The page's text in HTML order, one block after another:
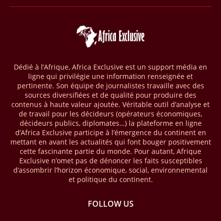
phase de 394,83 millions de dollars. C’est ce qu’indique l’institution
vise à améliorer la gestion forestière, renforcer les chaînes de valeur
et créer 220 000 emplois au Cameroun, en République centrafricaine
(RCA) et en République du Congo. Près de 8 millions d’hectares
28/03/26 AFRIQUE - MOBILE MONEY
Selon le rapport publié par l’Association mondiale des opérateurs de
téléphonie mobile (GSMA), près de 1432 milliards USD ont transité
par les comptes de mobile money en Afrique au cours de l'année
2025, en hausse d'environ 27 % par rapport à 2024. Le rapport intitulé
« The State of the Industry Report on Mobile Money 2026 » précise
que le continent a capté environ 66 % de la valeur des transactions de
mobile money réalisées à l’échelle mondiale, qui s’est établie à 2091
milliards USD (+23 % par rapport à 2024). L’Afrique a également
enregistré environ 74 % du nombre de transactions de Mobile money
répertoriées l’an passé dans le monde, avec environ 92 milliards de
Dédié à l’Afrique, Africa Exclusive est un support média en
ligne qui privilégie une information renseignée et
pertinente. Son équipe de journalistes travaille avec des
sources diversifiées et de qualité pour produire des
contenus à haute valeur ajoutée. Véritable outil d’analyse et
de travail pour les décideurs (opérateurs économiques,
décideurs publics, diplomates…) la plateforme en ligne
d’Africa Exclusive participe à l’émergence du continent en
mettant en avant les actualités qui font bouger positivement
cette fascinante partie du monde. Pour autant, Afrique
Exclusive n’omet pas de dénoncer les faits susceptibles
d’assombrir l’horizon économique, social, environnemental
et politique du continent.
FOLLOW US